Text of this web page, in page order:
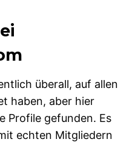
überall, auf allen
haben, aber hier
Profile gefunden. Es
echten Mitgliedern